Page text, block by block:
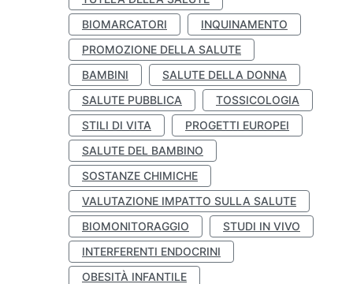
BIOMARCATORI
INQUINAMENTO
PROMOZIONE DELLA SALUTE
BAMBINI
SALUTE DELLA DONNA
SALUTE PUBBLICA
TOSSICOLOGIA
STILI DI VITA
PROGETTI EUROPEI
SALUTE DEL BAMBINO
SOSTANZE CHIMICHE
VALUTAZIONE IMPATTO SULLA SALUTE
BIOMONITORAGGIO
STUDI IN VIVO
INTERFERENTI ENDOCRINI
OBESITÀ INFANTILE